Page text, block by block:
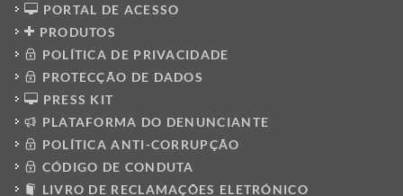
PORTAL DE ACESSO
PRODUTOS
POLÍTICA DE PRIVACIDADE
PROTECÇÃO DE DADOS
PRESS KIT
PLATAFORMA DO DENUNCIANTE
POLÍTICA ANTI-CORRUPÇÃO
CÓDIGO DE CONDUTA
LIVRO DE RECLAMAÇÕES ELETRÓNICO